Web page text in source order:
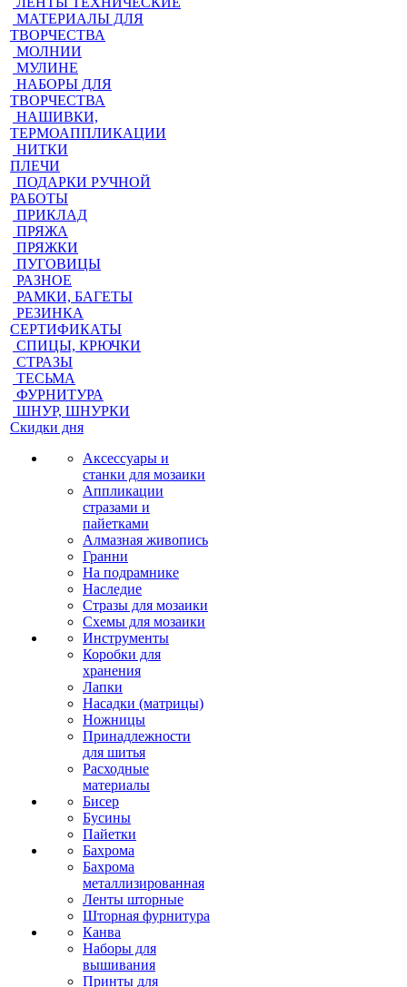
МАТЕРИАЛЫ ДЛЯ
ТВОРЧЕСТВА
МОЛНИИ
МУЛИНЕ
НАБОРЫ ДЛЯ
ТВОРЧЕСТВА
НАШИВКИ,
ТЕРМОАППЛИКАЦИИ
НИТКИ
ПЛЕЧИ
ПОДАРКИ РУЧНОЙ
РАБОТЫ
ПРИКЛАД
ПРЯЖА
ПРЯЖКИ
ПУГОВИЦЫ
РАЗНОЕ
РАМКИ, БАГЕТЫ
РЕЗИНКА
СЕРТИФИКАТЫ
СПИЦЫ, КРЮЧКИ
СТРАЗЫ
ТЕСЬМА
ФУРНИТУРА
ШНУР, ШНУРКИ
Скидки дня
Аксессуары и
станки для мозаики
Аппликации
стразами и
пайетками
Алмазная живопись
Гранни
На подрамнике
Наследие
Стразы для мозаики
Схемы для мозаики
Инструменты
Коробки для
хранения
Лапки
Насадки (матрицы)
Ножницы
Принадлежности
для шитья
Расходные
материалы
Бисер
Бусины
Пайетки
Бахрома
Бахрома
металлизированная
Ленты шторные
Шторная фурнитура
Канва
Наборы для
вышивания
Принты для